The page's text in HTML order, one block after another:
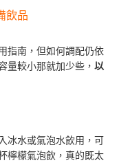
飲品
指南，但如何調配仍依
量較小那就加少些， 以
冰水或氣泡水飲用，可
檸檬氣泡飲，真的既太